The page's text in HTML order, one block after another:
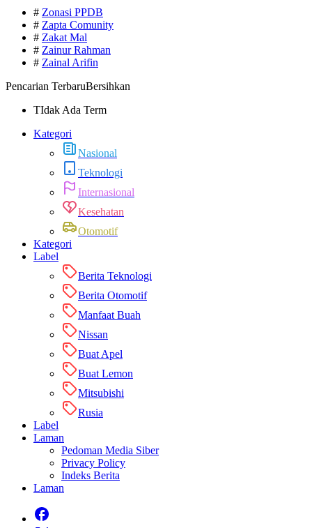
# Zonasi PPDB
# Zapta Comunity
# Zakat Mal
# Zainur Rahman
# Zainal Arifin
Pencarian TerbaruBersihkan
TIdak Ada Term
Kategori
Nasional
Teknologi
Internasional
Kesehatan
Otomotif
Kategori
Label
Berita Teknologi
Berita Otomotif
Manfaat Buah
Nissan
Buat Apel
Buat Lemon
Mitsubishi
Rusia
Label
Laman
Pedoman Media Siber
Privacy Policy
Indeks Berita
Laman